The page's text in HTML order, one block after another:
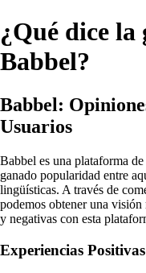
¿Qué dice la
Babbel?
Babbel:
Usuarios
Babbel es una plataforma
ganado popularidad entre
lingüísticas. A través de
podemos obtener una visión
y negativas con esta
Experiencias